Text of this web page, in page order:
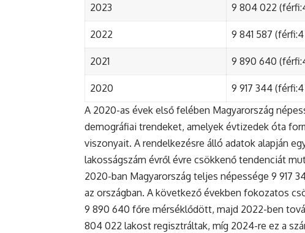
2023 9 804 022
2022 9 841 587 (férfi:4
2021 9 890 640
2020
9 917 344
A 2020-as évek első felében Magyarország
demográfiai trendeket, amelyek évtizedek óta
viszonyait. A rendelkezésre álló adatok alapján
lakosságszám évről évre csökkenő tendenciát
2020-ban Magyarország teljes népessége 9 917
az országban. A következő években fokozatos
9 890 640 főre mérséklődött, majd 2022-ben
804 022 lakost regisztráltak, míg 2024-re ez a